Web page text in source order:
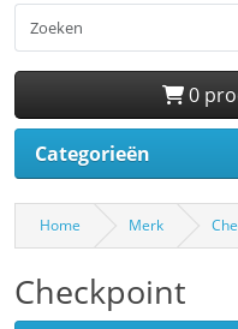
0
Categorieën
Home Merk
Checkpoint